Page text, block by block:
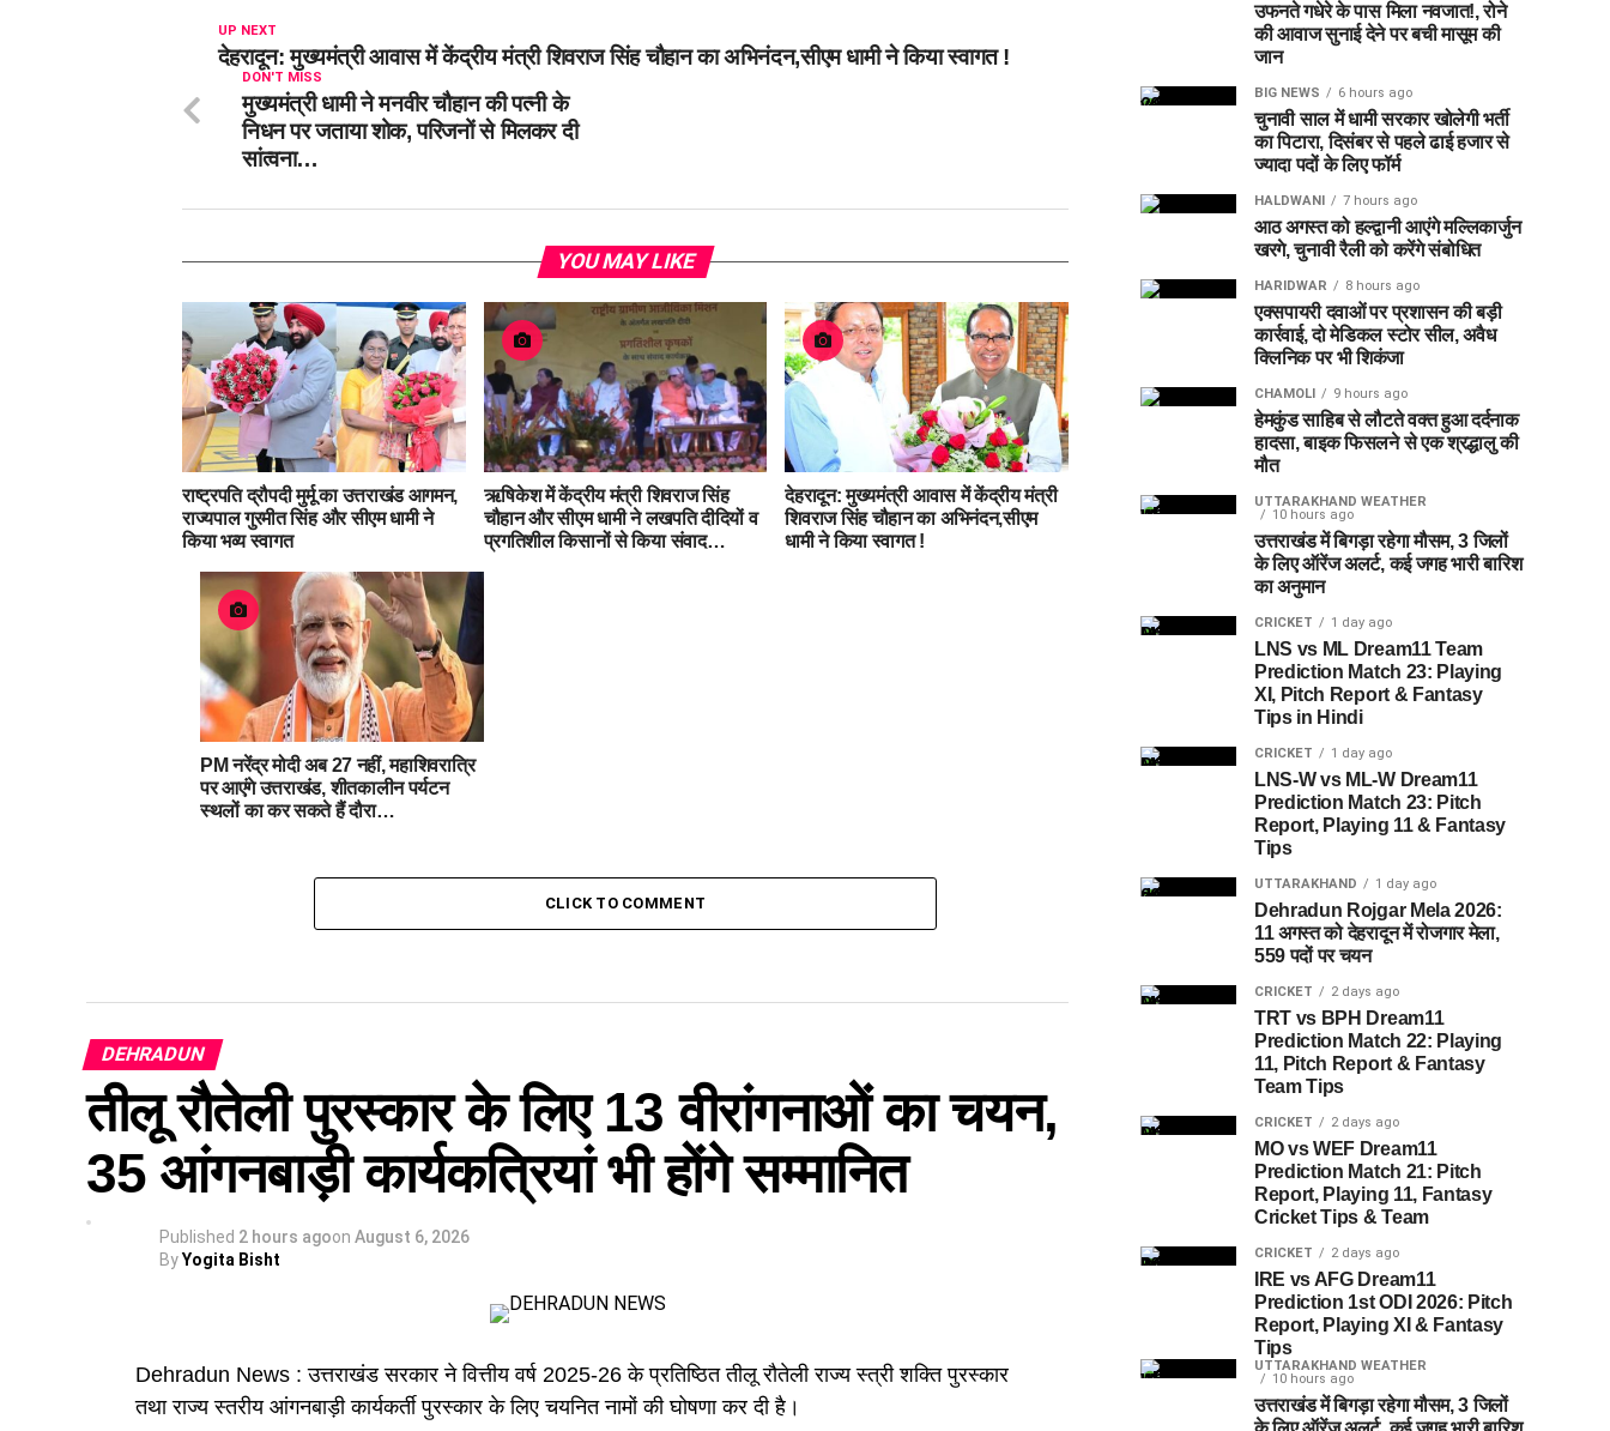
UP NEXT
देहरादून: मुख्यमंत्री आवास में केंद्रीय मंत्री शिवराज सिंह चौहान का अभिनंदन,सीएम धामी ने किया स्वागत !
DON'T MISS
मुख्यमंत्री धामी ने मनवीर चौहान की पत्नी के
निधन पर जताया शोक, परिजनों से मिलकर दी
सांत्वना…
YOU MAY LIKE
राष्ट्रपति द्रौपदी मुर्मू का उत्तराखंड आगमन,
राज्यपाल गुरमीत सिंह और सीएम धामी ने
किया भव्य स्वागत
ऋषिकेश में केंद्रीय मंत्री शिवराज सिंह
चौहान और सीएम धामी ने लखपति दीदियों व
प्रगतिशील किसानों से किया संवाद…
देहरादून: मुख्यमंत्री आवास में केंद्रीय मंत्री
शिवराज सिंह चौहान का अभिनंदन,सीएम
धामी ने किया स्वागत !
PM नरेंद्र मोदी अब 27 नहीं, महाशिवरात्रि
पर आएंगे उत्तराखंड, शीतकालीन पर्यटन
स्थलों का कर सकते हैं दौरा…
CLICK TO COMMENT
DEHRADUN
तीलू रौतेली पुरस्कार के लिए 13 वीरांगनाओं का चयन,
35 आंगनबाड़ी कार्यकत्रियां भी होंगे सम्मानित
Published 2 hours agoon August 6, 2026
ByYogita Bisht
Dehradun News : उत्तराखंड सरकार ने वित्तीय वर्ष 2025-26 के प्रतिष्ठित तीलू रौतेली राज्य स्त्री शक्ति पुरस्कार
तथा राज्य स्तरीय आंगनबाड़ी कार्यकर्ती पुरस्कार के लिए चयनित नामों की घोषणा कर दी है।
उफनते गधेरे के पास मिला नवजात!, रोने
की आवाज सुनाई देने पर बची मासूम की
जान
BIG NEWS 6 hours ago
चुनावी साल में धामी सरकार खोलेगी भर्ती
का पिटारा, दिसंबर से पहले ढाई हजार से
ज्यादा पदों के लिए फॉर्म
HALDWANI 7 hours ago
आठ अगस्त को हल्द्वानी आएंगे मल्लिकार्जुन
खरगे, चुनावी रैली को करेंगे संबोधित
HARIDWAR 8 hours ago
एक्सपायरी दवाओं पर प्रशासन की बड़ी
कार्रवाई, दो मेडिकल स्टोर सील, अवैध
क्लिनिक पर भी शिकंजा
CHAMOLI 9 hours ago
हेमकुंड साहिब से लौटते वक्त हुआ दर्दनाक
हादसा, बाइक फिसलने से एक श्रद्धालु की
मौत
UTTARAKHAND WEATHER
10 hours ago
उत्तराखंड में बिगड़ा रहेगा मौसम, 3 जिलों
के लिए ऑरेंज अलर्ट, कई जगह भारी बारिश
का अनुमान
CRICKET 1 day ago
LNS vs ML Dream11 Team
Prediction Match 23: Playing
XI, Pitch Report & Fantasy
Tips in Hindi
CRICKET 1 day ago
LNS-W vs ML-W Dream11
Prediction Match 23: Pitch
Report, Playing 11 & Fantasy
Tips
UTTARAKHAND 1 day ago
Dehradun Rojgar Mela 2026:
11 अगस्त को देहरादून में रोजगार मेला,
559 पदों पर चयन
CRICKET 2 days ago
TRT vs BPH Dream11
Prediction Match 22: Playing
11, Pitch Report & Fantasy
Team Tips
CRICKET 2 days ago
MO vs WEF Dream11
Prediction Match 21: Pitch
Report, Playing 11, Fantasy
Cricket Tips & Team
CRICKET 2 days ago
IRE vs AFG Dream11
Prediction 1st ODI 2026: Pitch
Report, Playing XI & Fantasy
Tips
UTTARAKHAND WEATHER
10 hours ago
उत्तराखंड में बिगड़ा रहेगा मौसम, 3 जिलों